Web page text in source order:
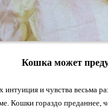
Кошка может
и чувства весьма
Кошки гораздо